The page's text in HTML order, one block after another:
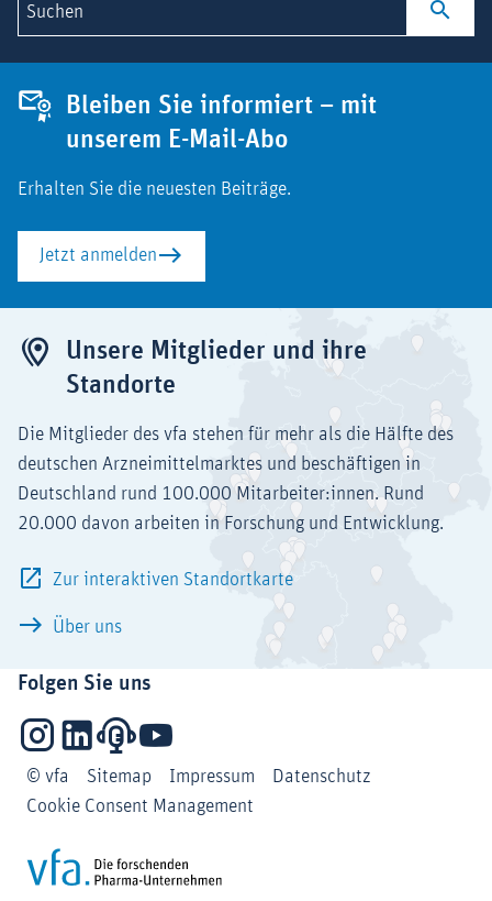
Suchen
Bleiben Sie informiert – mit
unserem E-Mail-Abo
Erhalten Sie die neuesten Beiträge.
Jetzt anmelden
Unsere Mitglieder und ihre
Standorte
Die Mitglieder des vfa stehen für mehr als die Hälfte des
deutschen Arzneimittelmarktes und beschäftigen in
Deutschland rund 100.000 Mitarbeiter:innen. Rund
20.000 davon arbeiten in Forschung und Entwicklung.
Zur interaktiven Standortkarte
Über uns
Folgen Sie uns
InstagramLinkedInPodcastsYouTube
© vfa
Sitemap Impressum
Datenschutz
Cookie Consent Management